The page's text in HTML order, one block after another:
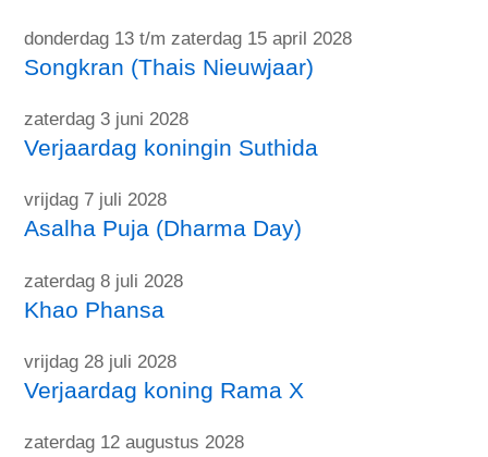
donderdag 13 t/m zaterdag 15 april 2028
Songkran (Thais Nieuwjaar)
zaterdag 3 juni 2028
Verjaardag koningin Suthida
vrijdag 7 juli 2028
Asalha Puja (Dharma Day)
zaterdag 8 juli 2028
Khao Phansa
vrijdag 28 juli 2028
Verjaardag koning Rama X
zaterdag 12 augustus 2028